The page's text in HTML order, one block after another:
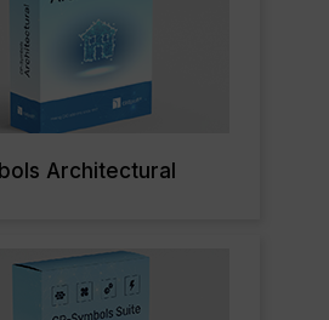
Architectural
Read More